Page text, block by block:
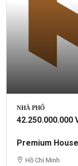
NHÀ PHỐ
42.250.000.000
Premium
Hồ Chí Minh